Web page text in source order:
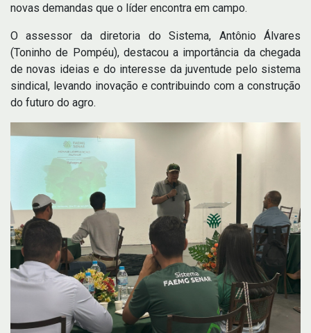
novas demandas que o líder encontra em campo.
O assessor da diretoria do Sistema, Antônio Álvares
(Toninho de Pompéu), destacou a importância da chegada
de novas ideias e do interesse da juventude pelo sistema
sindical, levando inovação e contribuindo com a construção
do futuro do agro.